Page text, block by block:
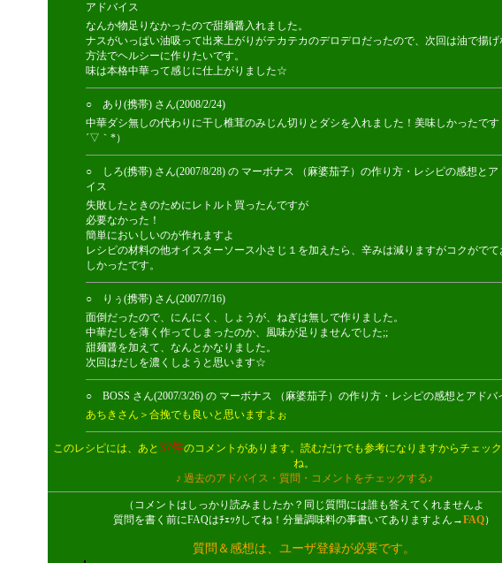
アドバイス
なんか物足りなかったので甜麺醤入れました。
ナスがいっぱい油吸って出来上がりがテカテカのデロデロだったので、次回は油で揚げ
方法でヘルシーに作りたいです。
味は本格中華って感じに仕上がりました☆
○ あり(携帯) さん(2008/2/24)
中華ダシ無しの代わりに干し椎茸のみじん切りとダシを入れました！美味しかったで
´▽｀*）
○ しろ(携帯) さん(2007/8/28) の マーボナス （麻婆茄子）の作り方・レシピの感想とア
イス
失敗したときのためにレトルト買ったんですが
必要なかった！
簡単においしいのが作れますよ
レシピの材料の他オイスターソース小さじ１を加えたら、辛みは減りますがコクがでて
しかったです。
○ りぅ(携帯) さん(2007/7/16)
面倒だったので、にんにく、しょうが、ねぎは無しで作りました。
中華だしを薄く作ってしまったのか、風味が足りませんでした;;
甜麺醤を加えて、なんとかなりました。
次回はだしを濃くしようと思います☆
○ BOSS さん(2007/3/26) の マーボナス （麻婆茄子）の作り方・レシピの感想とアドバ
あちきさん＞合挽でも良いと思いますよぉ
このレシピには、あと 37件のコメントがあります。読むだけでも参考になりますからチェッ
ね。
♪ 過去のアドバイス・質問・コメントをチェックする♪
（コメントはしっかり読みましたか？同じ質問には誰も答えてくれませんよ
質問を書く前にFAQはﾁｪｯｸしてね！分量調味料の事書いてありますよん→FAQ）
質問＆感想は、ユーザ登録が必要です。